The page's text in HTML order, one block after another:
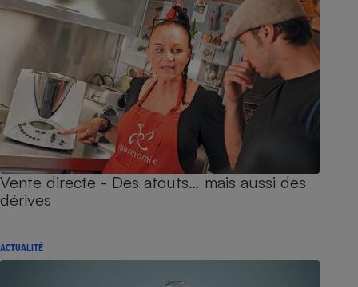
Vente directe - Des atouts… mais aussi des
dérives
ACTUALITÉ